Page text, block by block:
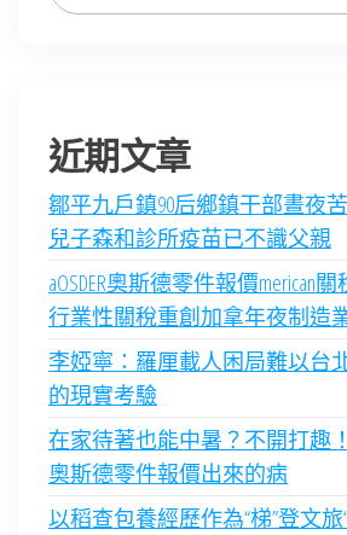
近期文章
鄒平九戶鎮90后鄉鎮干部晝夜
兒子森和診所疫苗已不識父親
aOSDER奧斯德零件報價merican
行業性關稅重創加拿年夜制造
李婭寧：羅厘載人困局難以台
的現實考驗
在家待著也能中暑？不開打趣！
奧斯德零件報價出來的病
以稻查包養經歷作為“梯”登文旅